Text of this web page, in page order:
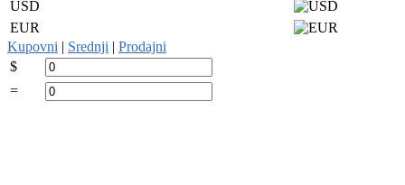
USD
EUR
Kupovni | Srednji | Prodajni
$
=